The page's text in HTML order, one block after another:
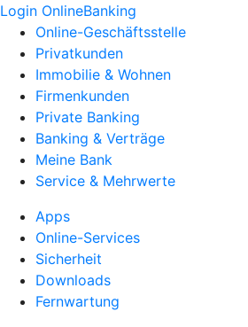
Login OnlineBanking
Online-Geschäftsstelle
Privatkunden
Immobilie & Wohnen
Firmenkunden
Private Banking
Banking & Verträge
Meine Bank
Service & Mehrwerte
Apps
Online-Services
Sicherheit
Downloads
Fernwartung